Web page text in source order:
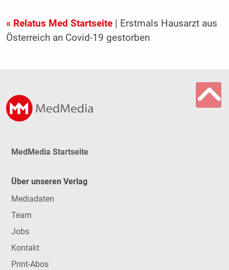
« Relatus Med Startseite| Erstmals Hausarzt aus
Österreich an Covid-19 gestorben
MedMedia Startseite
Über unseren Verlag
Mediadaten
Team
Jobs
Kontakt
Print-Abos